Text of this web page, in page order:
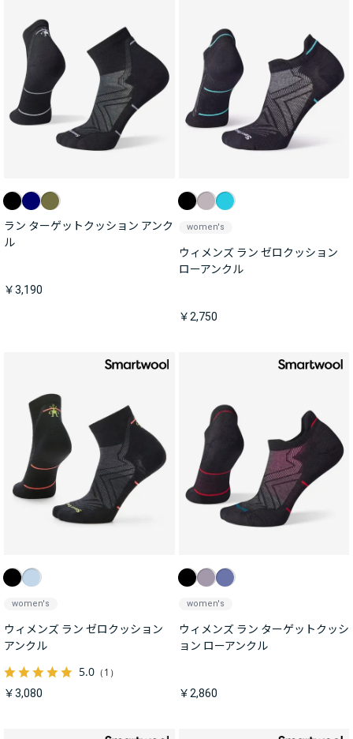
ラン ターゲットクッション アンク
ル
￥3,190
women's
ウィメンズ ラン ゼロクッション
ローアンクル
￥2,750
women's
ウィメンズ ラン ゼロクッション
アンクル
5.0 （1）
￥3,080
women's
ウィメンズ ラン ターゲットクッシ
ョン ローアンクル
￥2,860